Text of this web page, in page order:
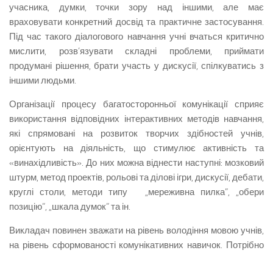
учасника, думки, точки зору над іншими, але має
враховувати конкретний досвід та практичне застосування.
Під час такого діалогового навчання учні вчаться критично
мислити, розв’язувати складні проблеми, приймати
продумані рішення, брати участь у дискусії, спілкуватись з
іншими людьми.
Організації процесу багатосторонньої комунікації сприяє
використання відповідних інтерактивних методів навчання,
які спрямовані на розвиток творчих здібностей учнів,
орієнтують на діяльність, що стимулює активність та
«винахідливість». До них можна віднести наступні: мозковий
штурм, метод проектів, рольові та ділові ігри, дискусії, дебати,
круглі столи, методи типу „мереживна пилка”, „обери
позицію”, „шкала думок” та ін.
Викладач повинен зважати на рівень володіння мовою учнів,
на рівень сформованості комунікативних навичок. Потрібно